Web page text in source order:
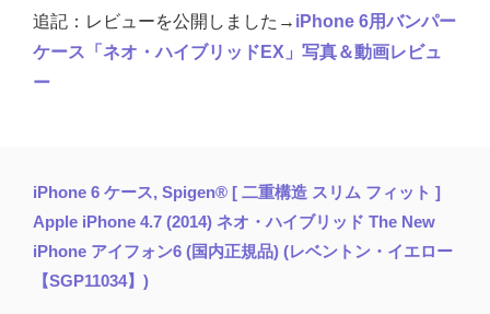
追記：レビューを公開しました→ iPhone 6用バンパー
ケース「ネオ・ハイブリッドEX」写真＆動画レビュ
ー
iPhone 6 ケース, Spigen® [ 二重構造 スリム フィット ]
Apple iPhone 4.7 (2014) ネオ・ハイブリッド The New
iPhone アイフォン6 (国内正規品) (レベントン・イエロー
【SGP11034】)